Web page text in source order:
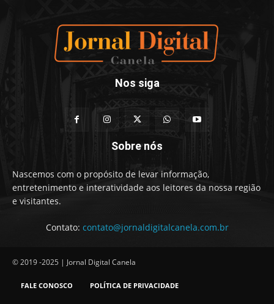
Nos siga
Sobre nós
Nascemos com o propósito de levar informação,
entretenimento e interatividade aos leitores da nossa região
e visitantes.
Contato: contato@jornaldigitalcanela.com.br
© 2019 -2025 | Jornal Digital Canela
FALE CONOSCO POLÍTICA DE PRIVACIDADE